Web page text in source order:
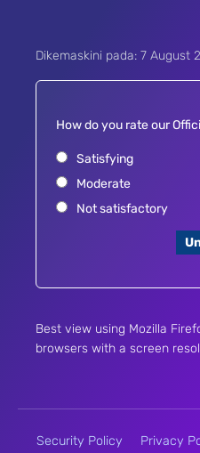
Dikemaskini pada: 7 August
How do you rate our
Satisfying
Moderate
Not satisfactory
Best view using Mozilla
browsers with a screen
Security Policy Privacy